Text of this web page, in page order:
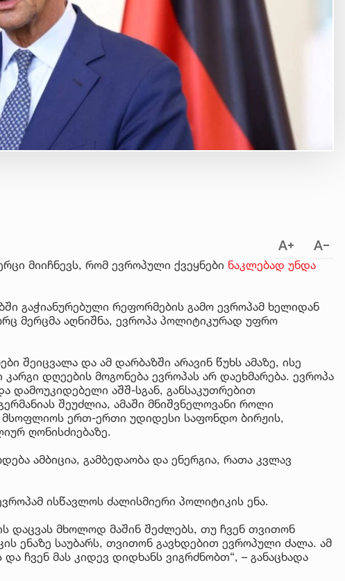
მიიჩნევს, რომ ევროპული ქვეყნები ნაკლებად უნდა
გაჭიანურებული რეფორმების გამო ევროპამ ხელიდან
მერცმა აღნიშნა, ევროპა პოლიტიკურად უფრო
შეიცვალა და ამ დარბაზში არავინ წუხს ამაზე, ისე
დღეების მოგონება ევროპას არ დაეხმარება. ევროპა
დამოუკიდებელი აშშ-სგან, განსაკუთრებით
შეუძლია, ამაში მნიშვნელოვანი როლი
მსოფლიოს ერთ-ერთი უდიდესი საფონდო ბირჟის,
ღონისძიებაზე.
ამბიცია, გამბედაობა და ენერგია, რათა კვლავ
ისწავლოს ძალისმიერი პოლიტიკის ენა.
დაცვას მხოლოდ მაშინ შეძლებს, თუ ჩვენ თვითონ
ენაზე საუბარს, თვითონ გავხდებით ევროპული ძალა. ამ
ჩვენ მას კიდევ დიდხანს ვიგრძნობთ“, – განაცხადა